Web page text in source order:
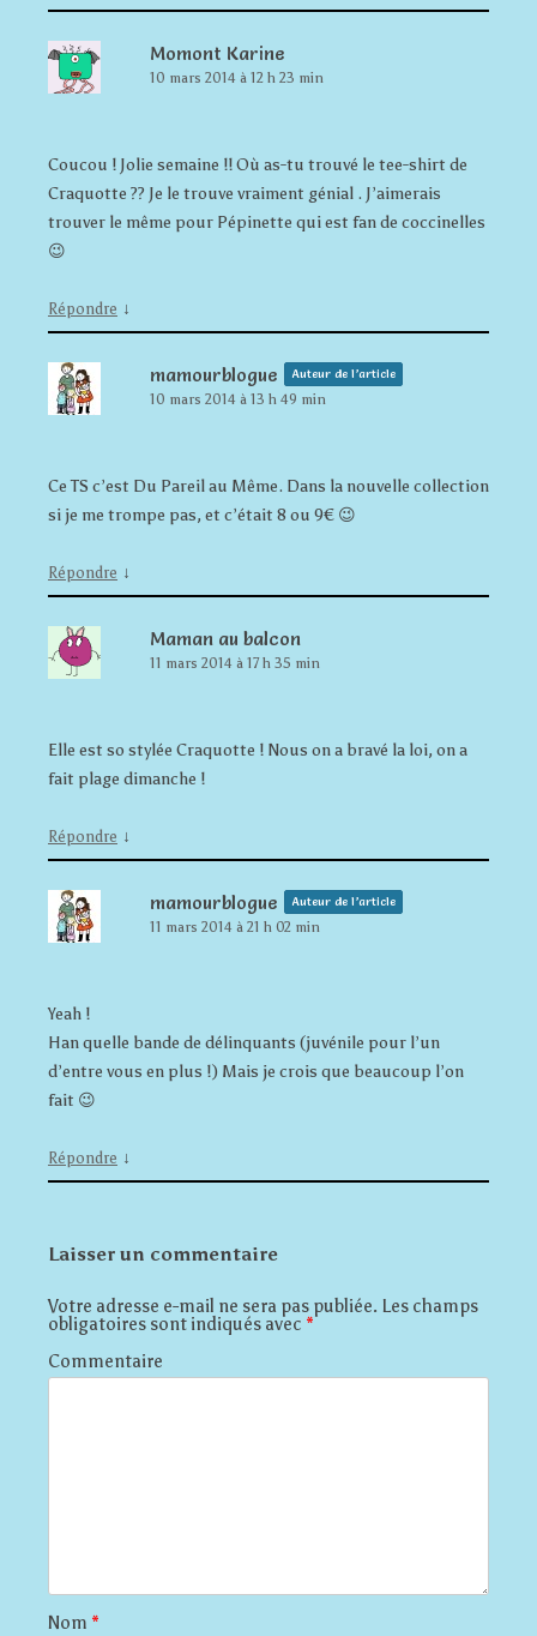
Momont Karine
10 mars 2014 à 12 h 23 min
Coucou ! Jolie semaine !! Où as-tu trouvé le tee-shirt de
Craquotte ?? Je le trouve vraiment génial . J’aimerais
trouver le même pour Pépinette qui est fan de coccinelles
😉
Répondre ↓
mamourblogue Auteur de l’article
10 mars 2014 à 13 h 49 min
Ce TS c’est Du Pareil au Même. Dans la nouvelle collection
si je me trompe pas, et c’était 8 ou 9€ 😉
Répondre ↓
Maman au balcon
11 mars 2014 à 17 h 35 min
Elle est so stylée Craquotte ! Nous on a bravé la loi, on a
fait plage dimanche !
Répondre ↓
mamourblogue Auteur de l’article
11 mars 2014 à 21 h 02 min
Yeah !
Han quelle bande de délinquants (juvénile pour l’un
d’entre vous en plus !) Mais je crois que beaucoup l’on
fait 😉
Répondre ↓
Laisser un commentaire
Votre adresse e-mail ne sera pas publiée. Les champs
obligatoires sont indiqués avec *
Commentaire
Nom *